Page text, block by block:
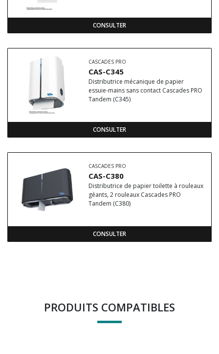
CONSULTER
CASCADES PRO
CAS-C345
Distributrice mécanique de papier
essuie-mains sans contact Cascades PRO
Tandem (C345)
CONSULTER
CASCADES PRO
CAS-C380
Distributrice de papier toilette à rouleaux
géants, 2 rouleaux Cascades PRO
Tandem (C380)
CONSULTER
PRODUITS COMPATIBLES